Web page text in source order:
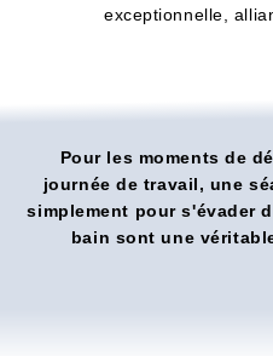
exceptionnelle,
Pour les moments de
journée de travail, une
simplement pour s'évader
bain sont une